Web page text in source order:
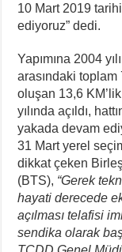
10 Mart 2019
ediyoruz” dedi.
Yapımına 2004
arasındaki
oluşan 13,6
yılında açıldı,
yakada devam
31 Mart yerel
dikkat çeken
(BTS), “Gerek
hayati derecede
açılması telafisi
sendika olarak